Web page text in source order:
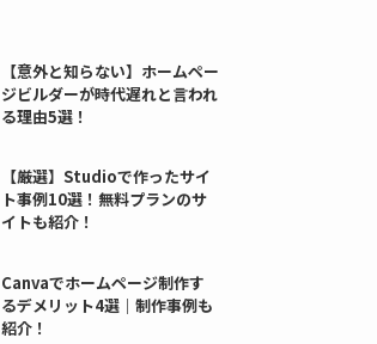
【意外と知らない】ホームペー
ジビルダーが時代遅れと言われ
る理由5選！
【厳選】Studioで作ったサイ
ト事例10選！無料プランのサ
イトも紹介！
Canvaでホームページ制作す
るデメリット4選｜制作事例も
紹介！